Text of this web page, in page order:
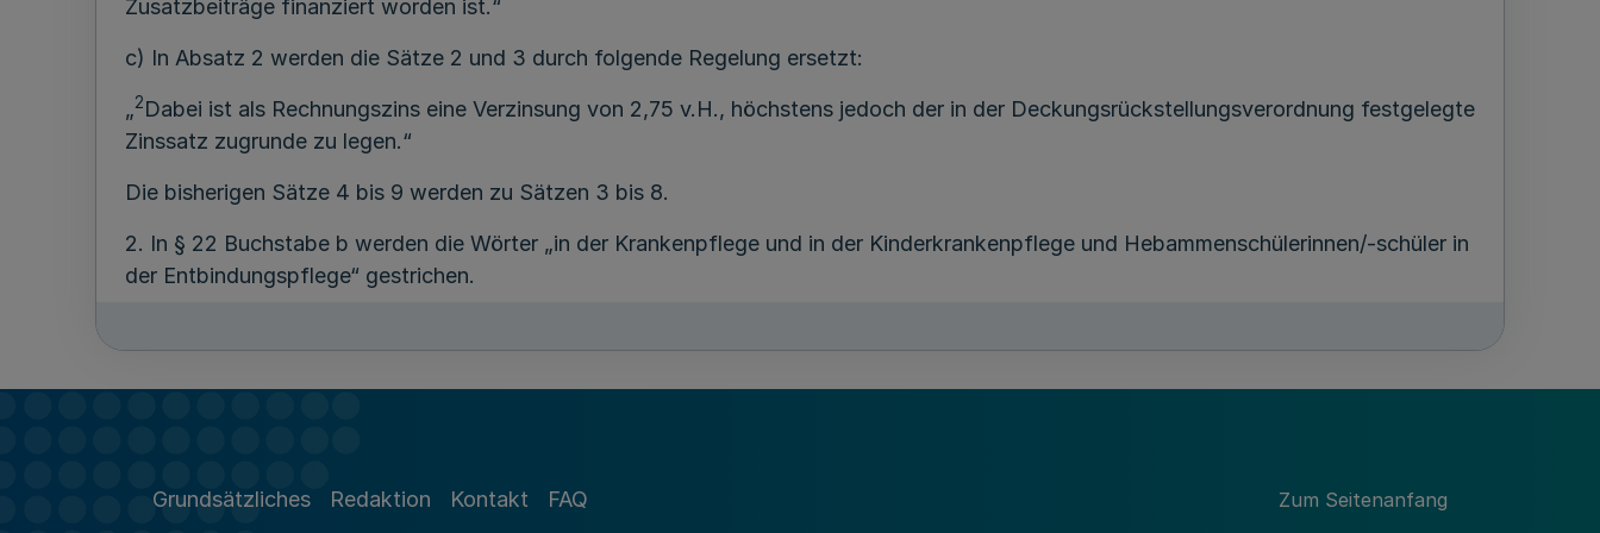
Zusatzbeiträge finanziert worden ist.“
c) In Absatz 2 werden die Sätze 2 und 3 durch folgende Regelung ersetzt:
„2Dabei ist als Rechnungszins eine Verzinsung von 2,75 v.H., höchstens jedoch der in der Deckungsrückstellungsverordnung festgelegte
Zinssatz zugrunde zu legen.“
Die bisherigen Sätze 4 bis 9 werden zu Sätzen 3 bis 8.
2. In § 22 Buchstabe b werden die Wörter „in der Krankenpflege und in der Kinderkrankenpflege und Hebammenschülerinnen/-schüler in
der Entbindungspflege“ gestrichen.
Grundsätzliches Redaktion Kontakt FAQ Zum Seitenanfang